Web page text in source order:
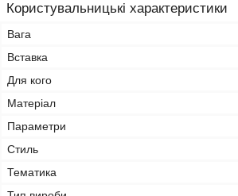
Користувальницькі характеристики
Вага
Вставка
Для кого
Матеріал
Параметри
Стиль
Тематика